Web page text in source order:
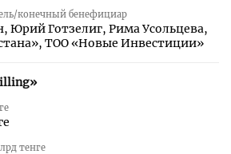
конечный бенефициар
Юрий Готзелиг, Рима Усольцева,
ТОО «Новые Инвестиции»
тенге